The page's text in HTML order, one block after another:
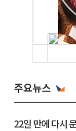
주요뉴스
22일 만에 다시